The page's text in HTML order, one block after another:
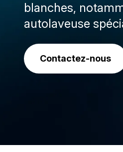
blanches,
autolaveuse
Contactez-nous